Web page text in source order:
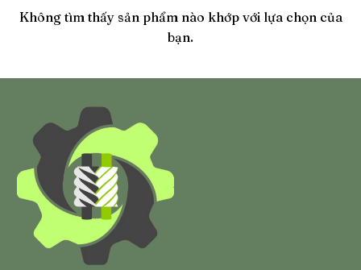
Không tìm thấy sản phẩm nào khớp với lựa chọn của
bạn.